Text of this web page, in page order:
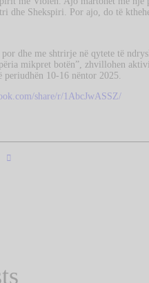
dhe Shekspiri. Por ajo, do të
dhe me shtrirje në qytete të
mikpret botën”, zhvillohen
periudhën 10-16 nëntor 2025.
share/r/1AbcJwASSZ/